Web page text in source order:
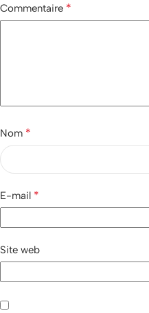
Commentaire *
Nom *
E-mail *
Site web